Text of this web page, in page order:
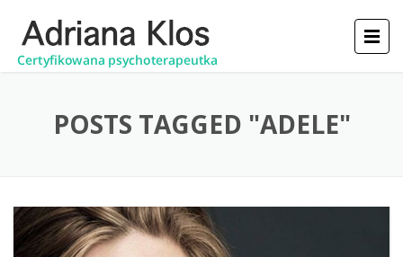
POSTS TAGGED "ADELE"